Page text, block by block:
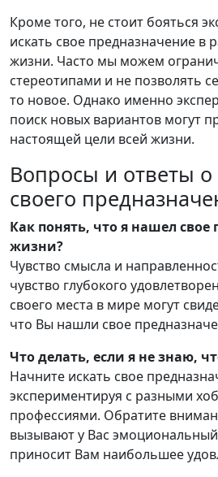
Кроме того, не стоит бояться
искать свое предназначение в
жизни. Часто мы можем
стереотипами и не позволять
то новое. Однако именно
поиск новых вариантов могут
настоящей цели всей жизни.
Вопросы и ответы о
своего
Как понять, что я нашел свое
жизни?
Чувство смысла и
чувство глубокого
своего места в мире могут
что Вы нашли свое
Что делать, если я не знаю,
Начните искать свое
экспериментируя с разными
профессиями. Обратите
вызывают у Вас эмоциональный
приносит Вам наибольшее